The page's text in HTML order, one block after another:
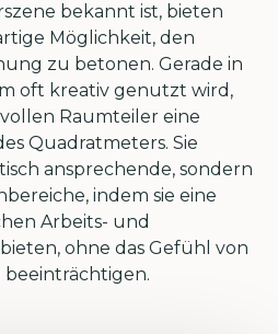
bekannt ist, bieten
Möglichkeit, den
zu betonen. Gerade in
oft kreativ genutzt wird,
Raumteiler eine
Quadratmeters. Sie
ansprechende, sondern
indem sie eine
Arbeits- und
ohne das Gefühl von